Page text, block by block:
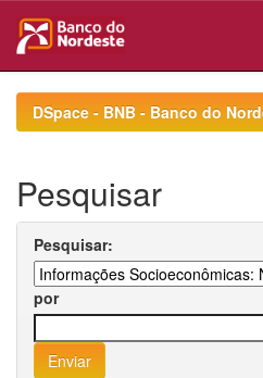
navigationDSpace - BNB - Banco do
Pesquisar
Pesquisar:
por